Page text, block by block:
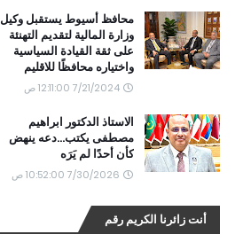
محافظ أسيوط يستقبل وكيل
وزارة المالية لتقديم التهنئة
على ثقة القيادة السياسية
واختياره محافظًا للاقليم
7/21/2024 12:11:00 ص
الاستاذ الدكتور ابراهيم
مصطفى يكتب...دعه ينهض
كأن أحدًا لم يَرَه
7/30/2026 10:52:00 ص
أنت زائرنا الكريم رقم